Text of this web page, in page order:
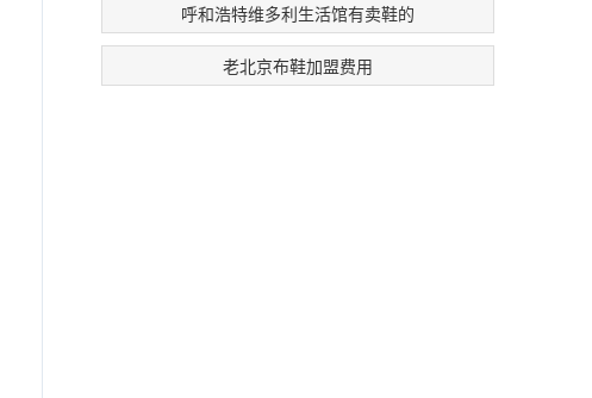
呼和浩特维多利生活馆有卖鞋的
老北京布鞋加盟费用